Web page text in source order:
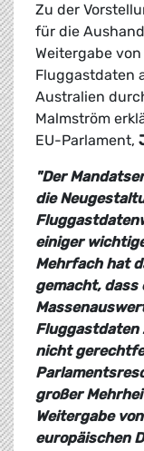
Zu der
für die
Weitergabe
Fluggastdaten
Australien
Malmström
EU-Parlament,
"Der
die
einiger
Mehrfach hat
gemacht, dass
Fluggastdaten
nicht
großer
Weitergabe
europäischen